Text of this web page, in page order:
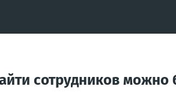
сотрудников можно